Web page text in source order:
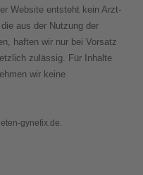
Website entsteht kein Arzt-
aus der Nutzung der
haften wir nur bei Vorsatz
zulässig. Für Inhalte
wir keine
gynefix.de.